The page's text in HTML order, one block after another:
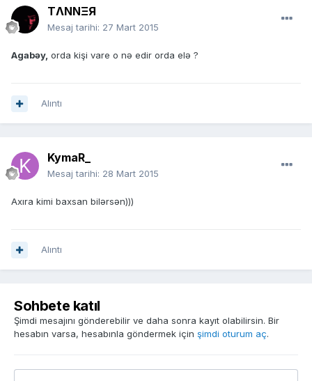
TΛNNΞЯ
Mesaj tarihi: 27 Mart 2015
Agabəy, orda kişi vare o nə edir orda elə ?
Alıntı
KymaR_
Mesaj tarihi: 28 Mart 2015
Axıra kimi baxsan bilərsən)))
Alıntı
Sohbete katıl
Şimdi mesajını gönderebilir ve daha sonra kayıt olabilirsin. Bir
hesabın varsa, hesabınla göndermek için şimdi oturum aç.